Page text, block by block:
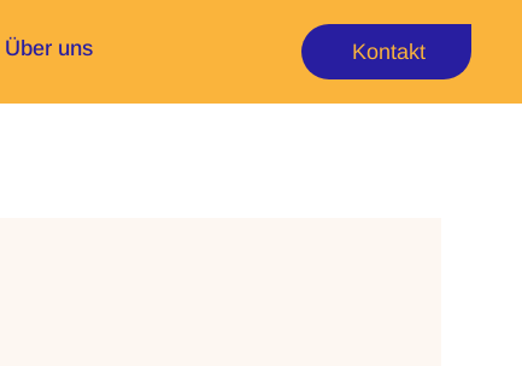
Über uns Kontakt